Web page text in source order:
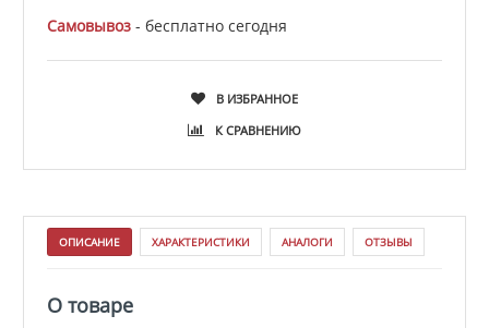
Самовывоз - бесплатно сегодня
В ИЗБРАННОЕ
К СРАВНЕНИЮ
ОПИСАНИЕ ХАРАКТЕРИСТИКИ АНАЛОГИ ОТЗЫВЫ
О товаре